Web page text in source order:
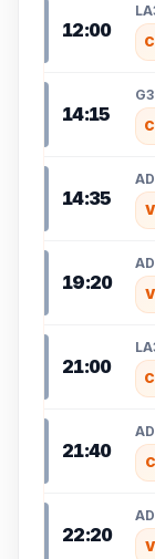
12:00
14:15
14:35
19:20
21:00
21:40
22:20